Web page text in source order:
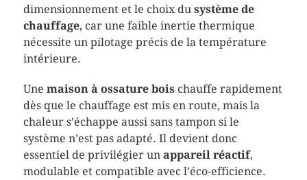
dimensionnement et le choix du système de
chauffage, car une faible inertie thermique
nécessite un pilotage précis de la température
intérieure.
Une maison à ossature boischauffe rapidement
dès que le chauffage est mis en route, mais la
chaleur s’échappe aussi sans tampon si le
système n’est pas adapté. Il devient donc
essentiel de privilégier un appareil réactif,
modulable et compatible avec l’éco-efficience.